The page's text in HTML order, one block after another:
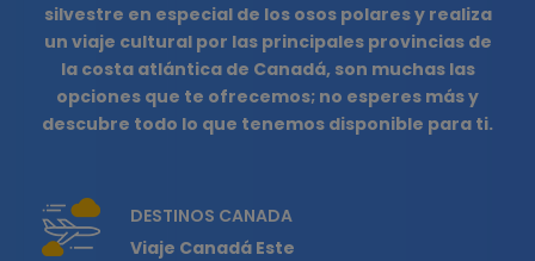
silvestre en especial de los osos polares y realiza
un viaje cultural por las principales provincias de
la costa atlántica de Canadá, son muchas las
opciones que te ofrecemos; no esperes más y
descubre todo lo que tenemos disponible para ti.
DESTINOS CANADA
Viaje Canadá Este